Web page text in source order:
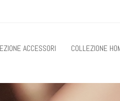
ACCESSORI COLLEZIONE